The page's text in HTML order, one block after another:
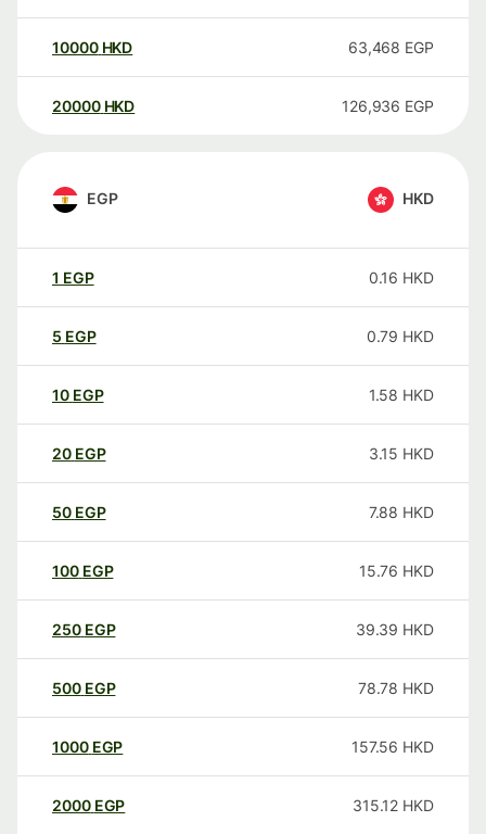
10000 HKD 63,468 EGP
20000 HKD 126,936 EGP
EGP HKD
1 EGP 0.16 HKD
5 EGP 0.79 HKD
10 EGP 1.58 HKD
20 EGP 3.15 HKD
50 EGP 7.88 HKD
100 EGP 15.76 HKD
250 EGP 39.39 HKD
500 EGP 78.78 HKD
1000 EGP 157.56 HKD
2000 EGP 315.12 HKD